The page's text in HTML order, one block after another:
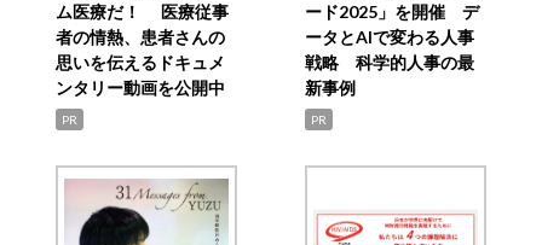
ム医療だ！ 医療従事
者の情熱、患者さんの
思いを伝えるドキュメ
ンタリー動画を公開中
PR
ード2025」を開催 デ
ータとAIで変わる人事
戦略 科学的人事の最
新事例
PR